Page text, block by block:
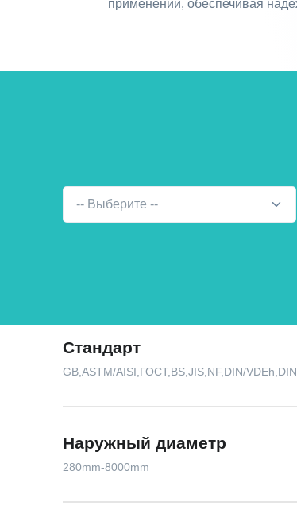
применений, обеспечивая
-- Выберите --
Стандарт
GB,ASTM/AISI,ГОСТ,BS,JIS,NF,DIN/
Наружный диаметр
280mm-8000mm